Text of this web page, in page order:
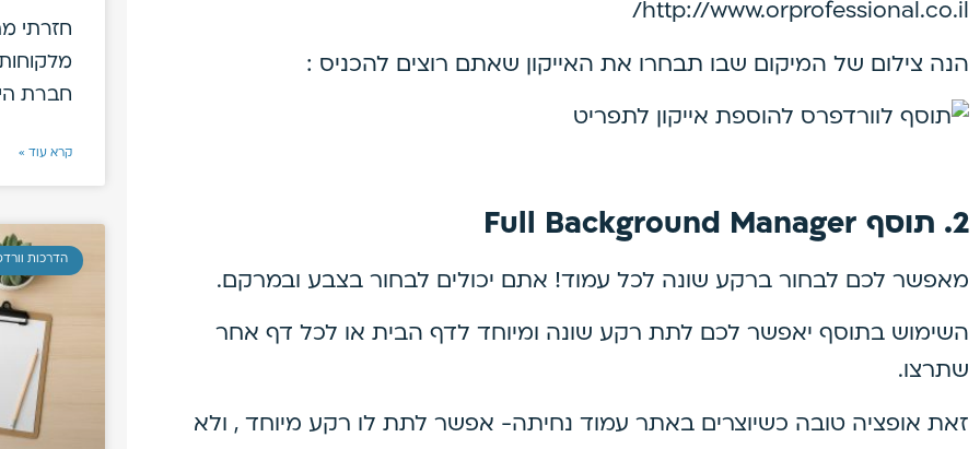
http://www.orprofessional.co.il/
הנה צילום של המיקום שבו תבחרו את האייקון שאתם רוצים להכניס :
2. תוסף Full Background Manager
מאפשר לכם לבחור ברקע שונה לכל עמוד! אתם יכולים לבחור בצבע ובמרקם.
השימוש בתוסף יאפשר לכם לתת רקע שונה ומיוחד לדף הבית או לכל דף אחר
שתרצו.
זאת אופציה טובה כשיוצרים באתר עמוד נחיתה- אפשר לתת לו רקע מיוחד , ולא
חזרתי
חברת
קרא עוד »
הדרכות